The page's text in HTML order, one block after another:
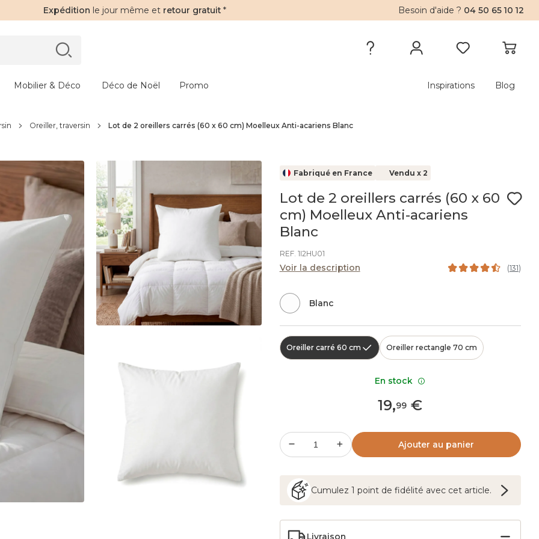
Expédition le jour même et retour gratuit * Besoin d'aide ? 04 50 65 10 12
Mobilier & Déco Déco de Noël Promo Inspirations Blog
Oreiller, traversin Lot de 2 oreillers carrés (60 x 60 cm) Moelleux Anti-acariens Blanc
Fabriqué en France Vendu x 2
Lot de 2 oreillers carrés (60 x 60
cm) Moelleux Anti-acariens
Blanc
REF. 1I2HU01
Voir la description (131)
Blanc
Oreiller carré 60 cm Oreiller rectangle 70 cm
19,99 €
Ajouter au panier
Cumulez 1 pointde fidélité avec cet article.
Livraison